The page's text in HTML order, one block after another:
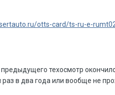
otts-card/ts-ru-e-
техосмотр
в два года или вообще не